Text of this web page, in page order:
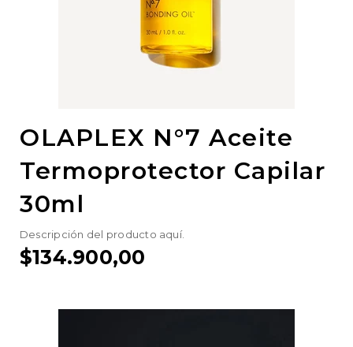
OLAPLEX N°7 Aceite
Termoprotector Capilar
30ml
Descripción del producto aquí.
$134.900,00